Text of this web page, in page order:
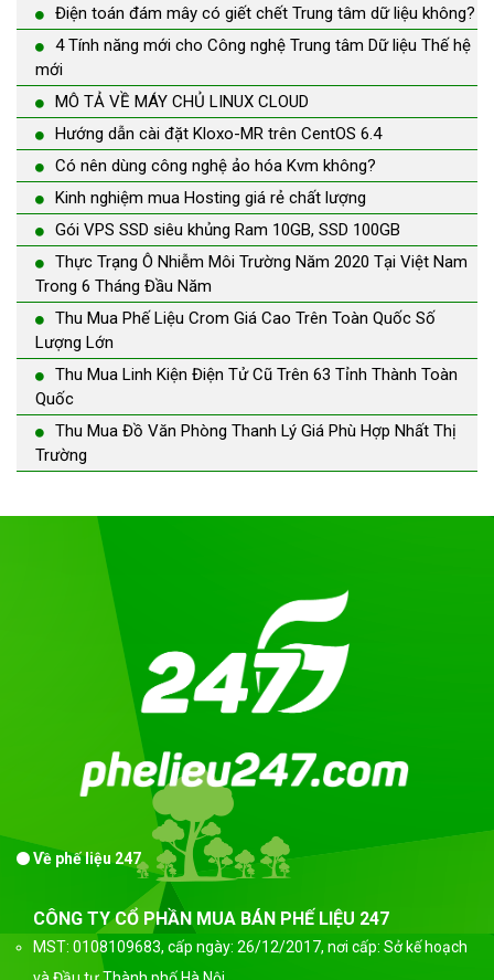
Điện toán đám mây có giết chết Trung tâm dữ liệu không?
4 Tính năng mới cho Công nghệ Trung tâm Dữ liệu Thế hệ
mới
MÔ TẢ VỀ MÁY CHỦ LINUX CLOUD
Hướng dẫn cài đặt Kloxo-MR trên CentOS 6.4
Có nên dùng công nghệ ảo hóa Kvm không?
Kinh nghiệm mua Hosting giá rẻ chất lượng
Gói VPS SSD siêu khủng Ram 10GB, SSD 100GB
Thực Trạng Ô Nhiễm Môi Trường Năm 2020 Tại Việt Nam
Trong 6 Tháng Đầu Năm
Thu Mua Phế Liệu Crom Giá Cao Trên Toàn Quốc Số
Lượng Lớn
Thu Mua Linh Kiện Điện Tử Cũ Trên 63 Tỉnh Thành Toàn
Quốc
Thu Mua Đồ Văn Phòng Thanh Lý Giá Phù Hợp Nhất Thị
Trường
Về phế liệu 247
CÔNG TY CỔ PHẦN MUA BÁN PHẾ LIỆU 247
MST: 0108109683, cấp ngày: 26/12/2017, nơi cấp: Sở kế hoạch